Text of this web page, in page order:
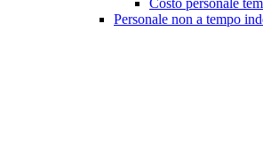
Costo personale
Personale non a tempo